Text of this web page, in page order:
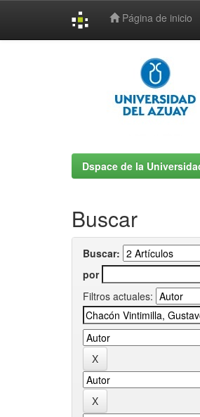
Página de inicio
Dspace de la
Buscar
Buscar:
por
Filtros actuales: